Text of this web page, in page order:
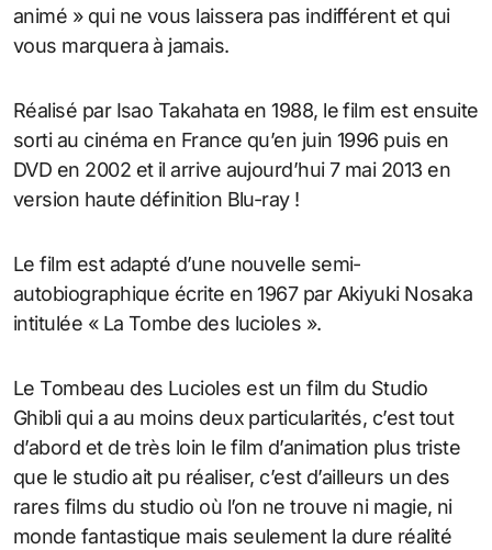
animé » qui ne vous laissera pas indifférent et qui
vous marquera à jamais.
Réalisé par Isao Takahata en 1988, le film est ensuite
sorti au cinéma en France qu’en juin 1996 puis en
DVD en 2002 et il arrive aujourd’hui 7 mai 2013 en
version haute définition Blu-ray !
Le film est adapté d’une nouvelle semi-
autobiographique écrite en 1967 par Akiyuki Nosaka
intitulée « La Tombe des lucioles ».
Le Tombeau des Lucioles est un film du Studio
Ghibli qui a au moins deux particularités, c’est tout
d’abord et de très loin le film d’animation plus triste
que le studio ait pu réaliser, c’est d’ailleurs un des
rares films du studio où l’on ne trouve ni magie, ni
monde fantastique mais seulement la dure réalité